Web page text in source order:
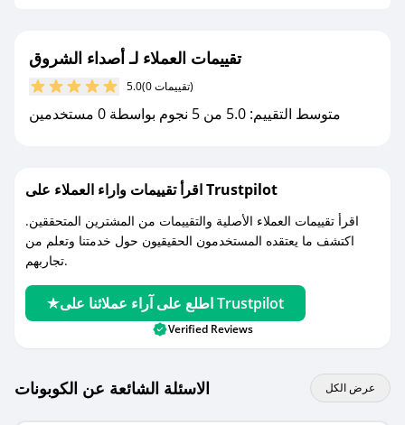
مع صحصح، تسوق بذكاء ووفّر على كل مشترياتك مع
كوبونات خصم حصرية من أصداء الشروق!
تقييمات العملاء لـ أصداء الشروق
5.0 (0 تقييمات)
متوسط التقييم: 5.0 من 5 نجوم بواسطة 0 مستخدمين
اقرأ تقييمات واراء العملاء على Trustpilot
اقرأ تقييمات العملاء الأصلية والتقييمات من المشترين المتحققين.
اكتشف ما يعتقده المستخدمون الحقيقيون حول خدمتنا وتعلم من
تجاربهم.
اطلع على آراء عملائنا على Trustpilot
Verified Reviews
الاسئلة الشائعة عن الكوبونات عرض الكل